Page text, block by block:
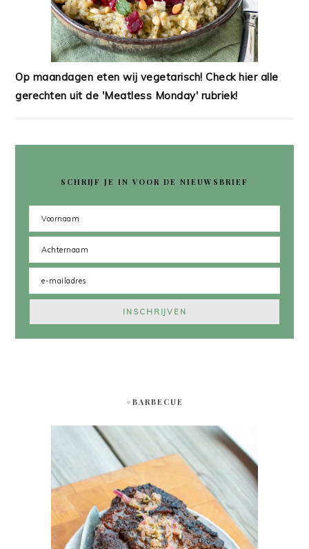
Op maandagen eten wij vegetarisch! Check hier alle
gerechten uit de 'Meatless Monday' rubriek!
SCHRIJF JE IN VOOR DE NIEUWSBRIEF
#BARBECUE